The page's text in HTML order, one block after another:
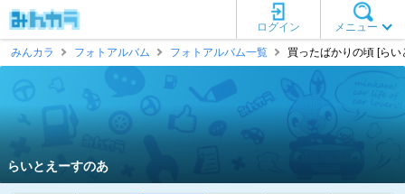
メニュー
ログイン
みんカラ
フォトアルバム フォトアルバム一覧 買ったばかりの頃 [ら
らいとえーすのあ